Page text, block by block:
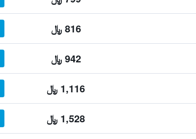
816 ﷼
942 ﷼
1,116 ﷼
1,528 ﷼